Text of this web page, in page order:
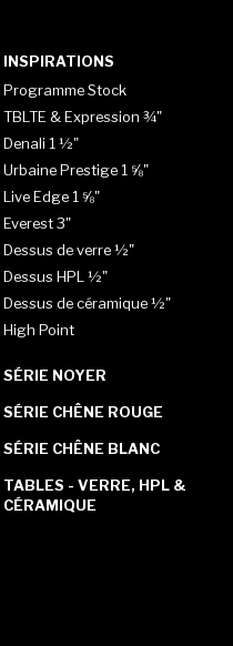
INSPIRATIONS
Programme Stock
TBLTE & Expression ¾"
Denali 1 ½"
Urbaine Prestige 1 ⅝"
Live Edge 1 ⅝"
Everest 3"
Dessus de verre ½"
Dessus HPL ½"
Dessus de céramique ½"
High Point
SÉRIE NOYER
SÉRIE CHÊNE ROUGE
SÉRIE CHÊNE BLANC
TABLES - VERRE, HPL &
CÉRAMIQUE